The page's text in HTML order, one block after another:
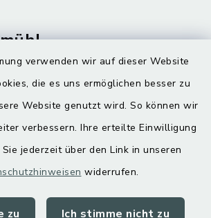
verwenden wir auf dieser Website
die es uns ermöglichen besser zu
Website genutzt wird. So können wir
verbessern. Ihre erteilte Einwilligung
jederzeit über den Link in unseren
widerrufen.
zu Ich stimme nicht zu